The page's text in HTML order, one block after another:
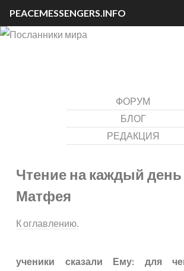
ФОРУМ
БЛОГ
РЕДАКЦИЯ
Чтение на каждый день
Матфея
К оглавлению.
ученики сказали Ему: для
PEACEMESSENGERS.INFO